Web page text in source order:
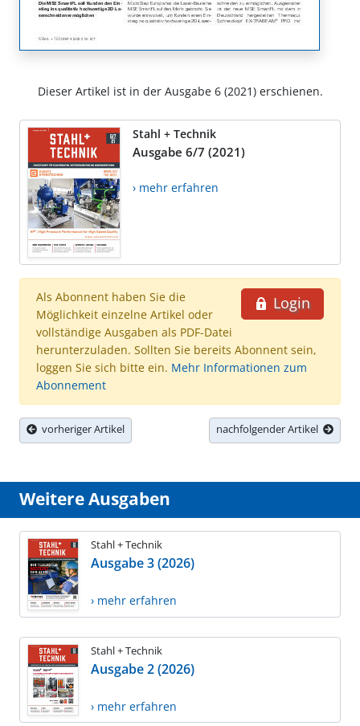
Dieser Artikel ist in der Ausgabe 6 (2021) erschienen.
Stahl + Technik
Ausgabe 6/7 (2021)
› mehr erfahren
Login
Als Abonnent haben Sie die
Möglichkeit einzelne Artikel oder
vollständige Ausgaben als PDF-Datei
herunterzuladen. Sollten Sie bereits Abonnent sein,
loggen Sie sich bitte ein. Mehr Informationen zum
Abonnement
vorheriger Artikel nachfolgender Artikel
Weitere Ausgaben
Stahl + Technik
Ausgabe 3 (2026)
› mehr erfahren
Stahl + Technik
Ausgabe 2 (2026)
› mehr erfahren